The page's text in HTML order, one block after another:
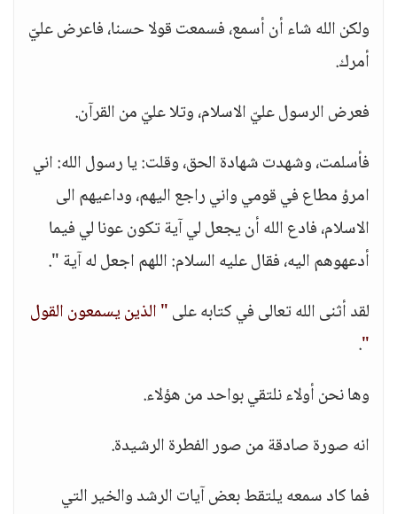
ولكن الله شاء أن أسمع، فسمعت قولا حسنا، فاعرض عليّ
أمرك.
فعرض الرسول عليّ الاسلام، وتلا عليّ من القرآن.
فأسلمت، وشهدت شهادة الحق، وقلت: يا رسول الله: اني
امرؤ مطاع في قومي واني راجع اليهم، وداعيهم الى
الاسلام، فادع الله أن يجعل لي آية تكون عونا لي فيما
أدعهوهم اليه، فقال عليه السلام: اللهم اجعل له آية ".
لقد أثنى الله تعالى في كتابه على" الذين يسمعون القول
"
.
وها نحن أولاء نلتقي بواحد من هؤلاء.
انه صورة صادقة من صور الفطرة الرشيدة.
فما كاد سمعه يلتقط بعض آيات الرشد والخير التي